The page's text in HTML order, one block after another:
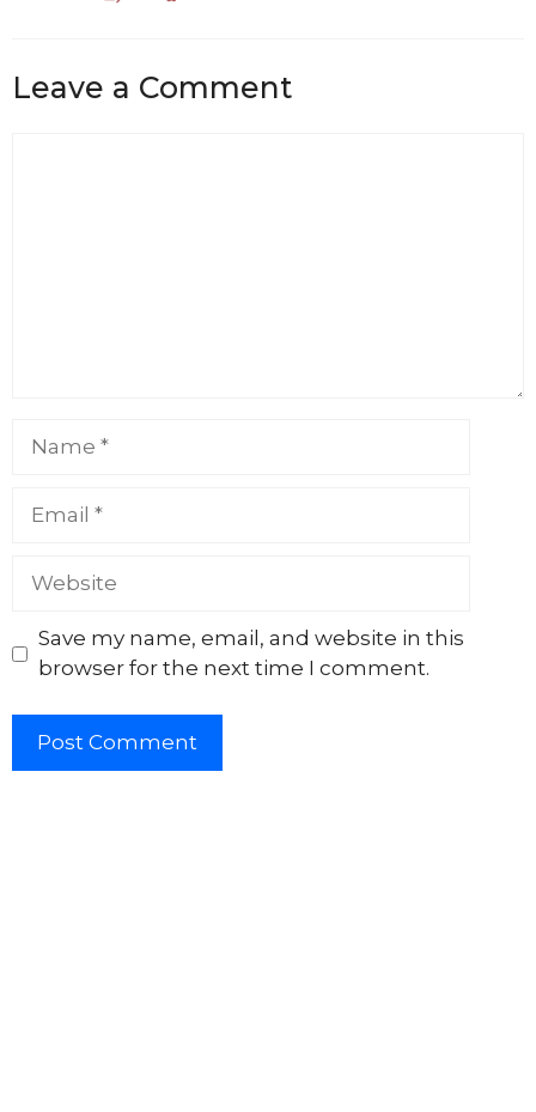
Leave a Comment
Website
Save my name, email, and website in this
browser for the next time I comment.